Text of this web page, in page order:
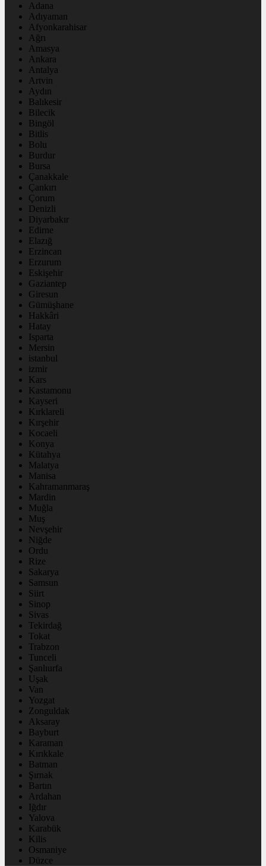
Adana
Adıyaman
Afyonkarahisar
Ağrı
Amasya
Ankara
Antalya
Artvin
Aydın
Balıkesir
Bilecik
Bingöl
Bitlis
Bolu
Burdur
Bursa
Çanakkale
Çankırı
Çorum
Denizli
Diyarbakır
Edirne
Elazığ
Erzincan
Erzurum
Eskişehir
Gaziantep
Giresun
Gümüşhane
Hakkâri
Hatay
Isparta
Mersin
istanbul
izmir
Kars
Kastamonu
Kayseri
Kırklareli
Kırşehir
Kocaeli
Konya
Kütahya
Malatya
Manisa
Kahramanmaraş
Mardin
Muğla
Muş
Nevşehir
Niğde
Ordu
Rize
Sakarya
Samsun
Siirt
Sinop
Sivas
Tekirdağ
Tokat
Trabzon
Tunceli
Şanlıurfa
Uşak
Van
Yozgat
Zonguldak
Aksaray
Bayburt
Karaman
Kırıkkale
Batman
Şırnak
Bartın
Ardahan
Iğdır
Yalova
Karabük
Kilis
Osmaniye
Düzce